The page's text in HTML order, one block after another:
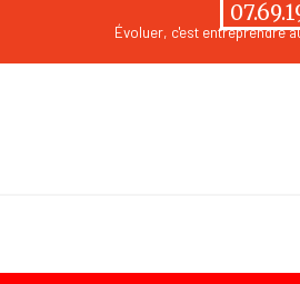
Évoluer, c'est entreprendre